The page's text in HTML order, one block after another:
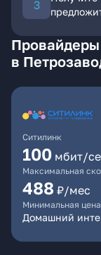
Провайдеры
в
Ситилинк
100 мбит/
Максимальная
488 ₽/мес
Минимальная цена
Домашний